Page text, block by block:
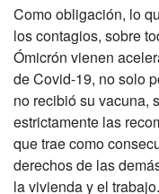
Como obligación, lo
los contagios, sobre
Ómicrón vienen
de Covid-19, no solo
no recibió su vacuna,
estrictamente las
que trae como
derechos de las
la vivienda y el trabajo.